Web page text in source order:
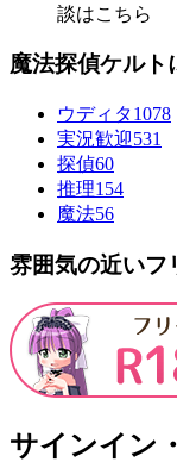
談はこちら
魔法探偵ケルト
ウディタ1078
実況歓迎531
探偵60
推理154
魔法56
雰囲気の近いフ
サインイン